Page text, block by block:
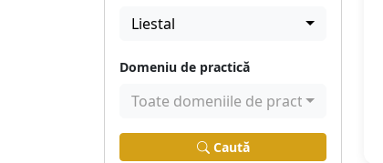
Liestal
Domeniu de practică
Toate domeniile de practică
Caută